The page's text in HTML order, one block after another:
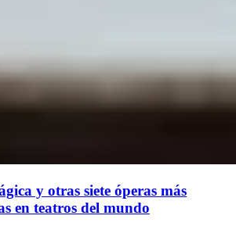
y otras siete óperas más
en teatros del mundo